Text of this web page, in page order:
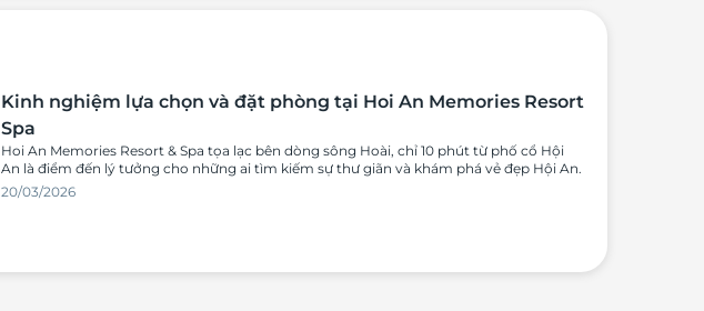
Kinh nghiệm lựa chọn và đặt phòng tại Hoi An Memories Resort
Spa
Hoi An Memories Resort & Spa tọa lạc bên dòng sông Hoài, chỉ 10 phút từ phố cổ Hội
An là điểm đến lý tưởng cho những ai tìm kiếm sự thư giãn và khám phá vẻ đẹp Hội An.
20/03/2026